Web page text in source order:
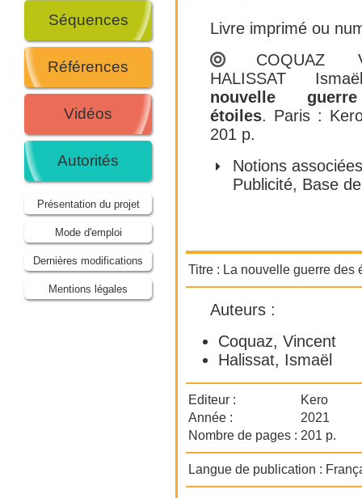
Séquences
Références
Vidéos
Autorités
Présentation du projet
Mode d'emploi
Dernières modifications
Mentions légales
Livre imprimé ou
COQUAZ
HALISSAT
nouvelle
étoiles. Paris :
201 p.
Notions
Publicité, Base
Titre : La nouvelle guerre des
Auteurs :
Coquaz, Vincent
Halissat, Ismaël
Editeur :
Kero
Année :
2021
Nombre de pages : 201 p.
Langue de publication :